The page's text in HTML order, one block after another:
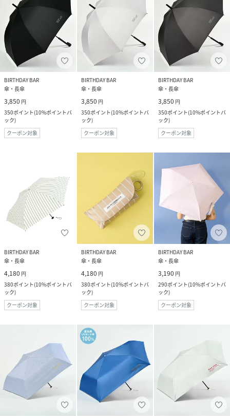
BIRTHDAY BAR
傘・長傘
3,850 円
350ポイント(10%ポイントバ
ック)
クーポン対象
BIRTHDAY BAR
傘・長傘
3,850 円
350ポイント(10%ポイントバ
ック)
クーポン対象
BIRTHDAY BAR
傘・長傘
3,850 円
350ポイント(10%ポイントバ
ック)
クーポン対象
BIRTHDAY BAR
傘・長傘
4,180 円
380ポイント(10%ポイントバ
ック)
クーポン対象
BIRTHDAY BAR
傘・長傘
4,180 円
380ポイント(10%ポイントバ
ック)
クーポン対象
BIRTHDAY BAR
傘・長傘
3,190 円
290ポイント(10%ポイントバ
ック)
クーポン対象